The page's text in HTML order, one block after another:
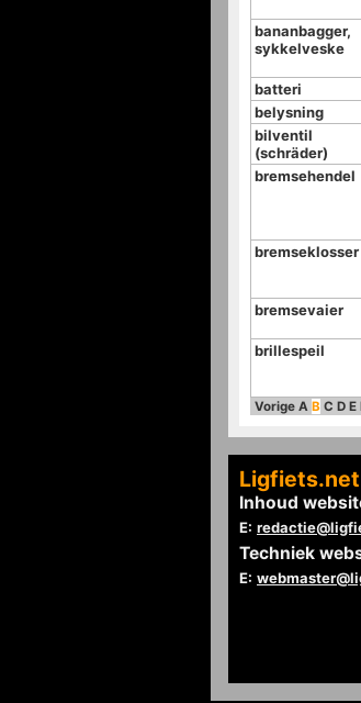
bananbagger,
sykkelveske
batteri
belysning
bilventil
(schräder)
bremsehendel
bremseklosser
bremsevaier
brillespeil
Vorige A B C D E
Inhoud
E:
Techniek
E: